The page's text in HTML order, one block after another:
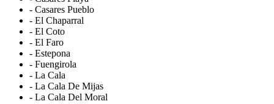
- Casares Pueblo
- El Chaparral
- El Coto
- El Faro
- Estepona
- Fuengirola
- La Cala
- La Cala De Mijas
- La Cala Del Moral